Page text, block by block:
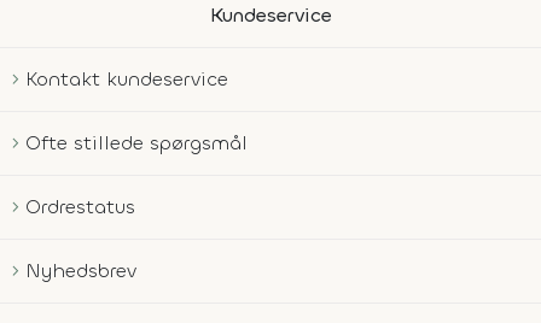
Kundeservice
Kontakt kundeservice
Ofte stillede spørgsmål
Ordrestatus
Nyhedsbrev